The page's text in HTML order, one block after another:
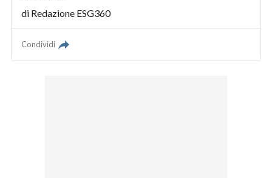
di Redazione ESG360
Condividi